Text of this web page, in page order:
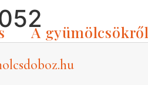
A gyümölcsökről